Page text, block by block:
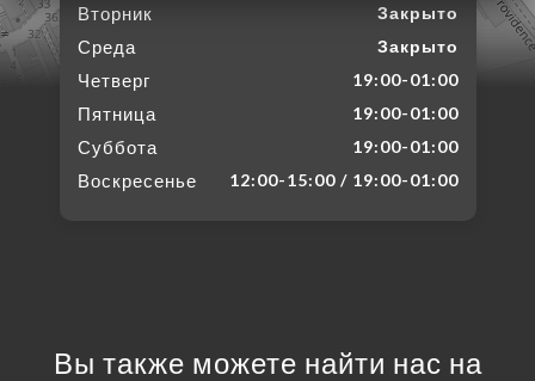
Вторник Закрыто
Среда Закрыто
Четверг 19:00-01:00
Пятница 19:00-01:00
Суббота 19:00-01:00
Воскресенье 12:00-15:00 / 19:00-01:00
Вы также можете найти нас на